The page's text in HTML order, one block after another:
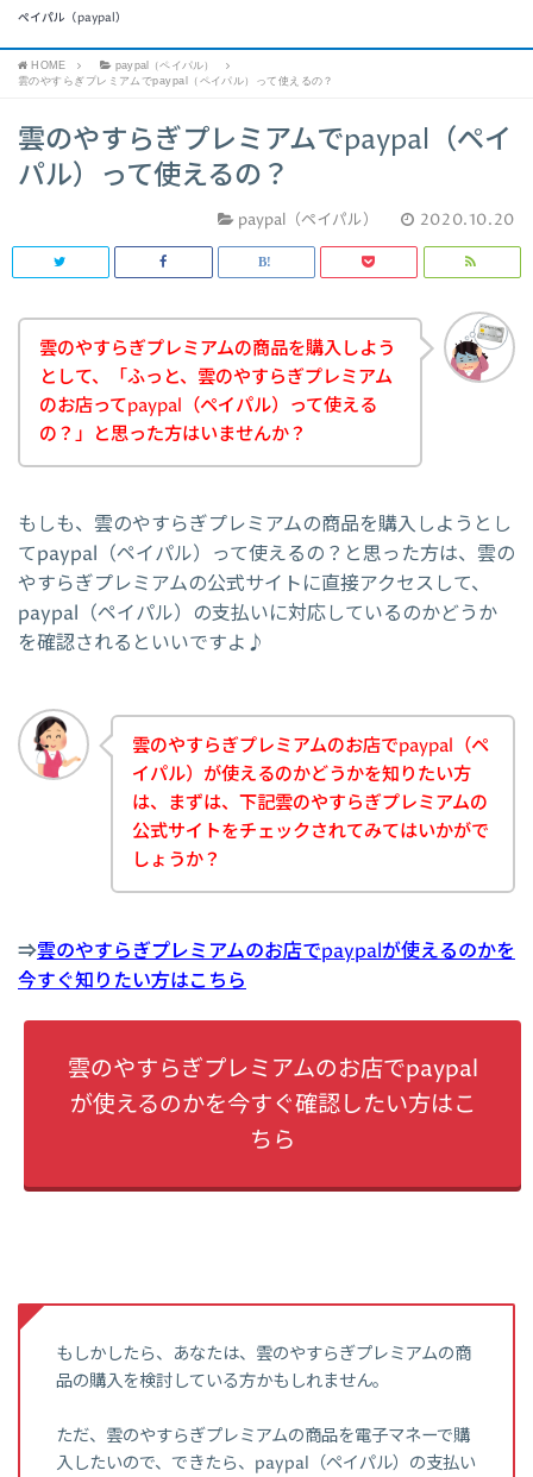
ペイパル（paypal）
HOME
paypal（ペイパル）
雲のやすらぎプレミアムでpaypal（ペイパル）って使えるの？
雲のやすらぎプレミアムでpaypal（ペイ
パル）って使えるの？
paypal（ペイパル） 2020.10.20
雲のやすらぎプレミアムの商品を購入しよう
として、「ふっと、雲のやすらぎプレミアム
のお店ってpaypal（ペイパル）って使える
の？」と思った方はいませんか？
もしも、雲のやすらぎプレミアムの商品を購入しようとし
てpaypal（ペイパル）って使えるの？と思った方は、雲の
やすらぎプレミアムの公式サイトに直接アクセスして、
paypal（ペイパル）の支払いに対応しているのかどうか
を確認されるといいですよ♪
雲のやすらぎプレミアムのお店でpaypal（ペ
イパル）が使えるのかどうかを知りたい方
は、まずは、下記雲のやすらぎプレミアムの
公式サイトをチェックされてみてはいかがで
しょうか？
⇒雲のやすらぎプレミアムのお店でpaypalが使えるのかを
今すぐ知りたい方はこちら
雲のやすらぎプレミアムのお店でpaypal
が使えるのかを今すぐ確認したい方はこ
ちら
もしかしたら、あなたは、雲のやすらぎプレミアムの商
品の購入を検討している方かもしれません。
ただ、雲のやすらぎプレミアムの商品を電子マネーで購
入したいので、できたら、paypal（ペイパル）の支払い